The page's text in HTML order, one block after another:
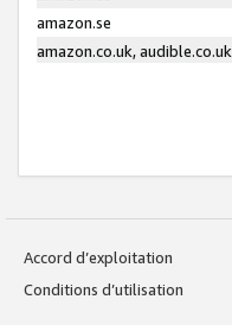
amazon.se
amazon.co.uk, audible.co.uk
Accord d’exploitation
Conditions d’utilisation